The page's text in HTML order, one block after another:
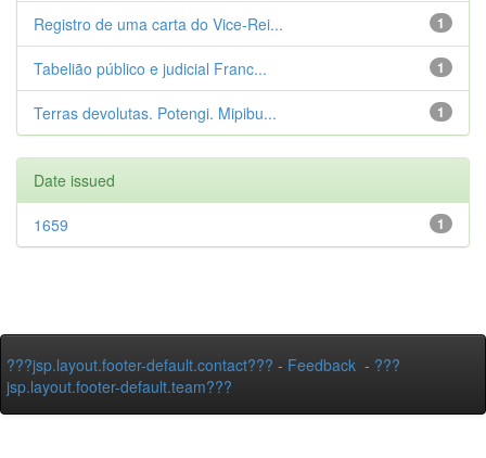
1
Registro de uma carta do Vice-Rei...
1
Tabelião público e judicial Franc...
1
Terras devolutas. Potengi. Mipibu...
Date issued
1
1659
???jsp.layout.footer-default.contact??? - Feedback - ???
jsp.layout.footer-default.team???